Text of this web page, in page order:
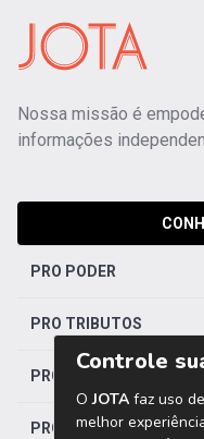
Nossa missão é
informações
PRO PODER
PRO TRIBUTOS
PRO TRABALHISTA
PRO SAÚDE